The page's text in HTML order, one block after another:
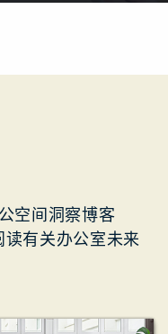
空间洞察博客
有关办公室未来